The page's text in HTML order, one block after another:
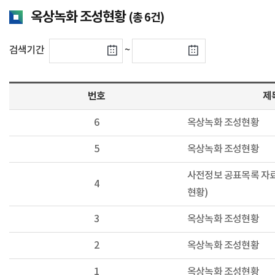
옥상녹화 조성현황 (총 6건)
검색기간 ~
번호 제
6 옥상녹화 조성현황
5 옥상녹화 조성현황
4
사전정보 공표목록 자
현황)
3 옥상녹화 조성현황
2 옥상녹화 조성현황
1 옥상녹화 조성현황